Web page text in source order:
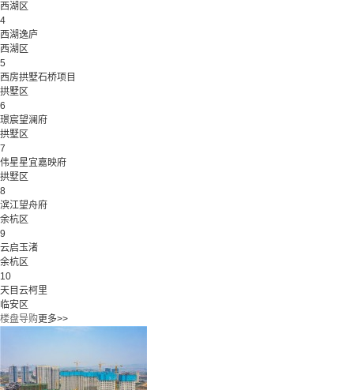
西湖区
4
西湖逸庐
西湖区
5
西房拱墅石桥项目
拱墅区
6
璟宸望澜府
拱墅区
7
伟星星宜嘉映府
拱墅区
8
滨江望舟府
余杭区
9
云启玉渚
余杭区
10
天目云柯里
临安区
楼盘导购更多>>